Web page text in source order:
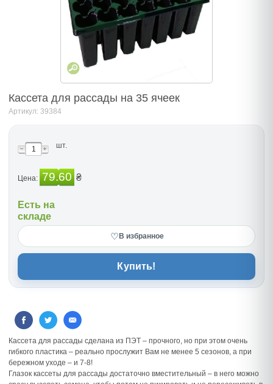
Кассета для рассады на 35 ячеек
Артикул: 39384
шт.
Цена: 79.60 ₴
Есть на
складе
♡ В избранное
Купить!
Кассета для рассады сделана из ПЭТ – прочного, но при этом очень
гибкого пластика – реально прослужит Вам не менее 5 сезонов, а при
бережном уходе – и 7-8!
Глазок кассеты для рассады достаточно вместительный – в него можно